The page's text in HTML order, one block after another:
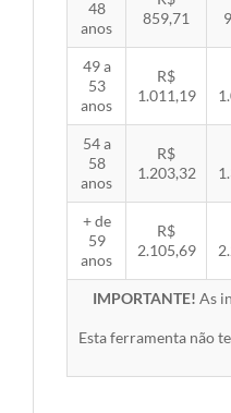
48
anos
859,71
49 a
53
anos
R$
1.011,19
54 a
58
anos
R$
1.203,32
+ de
59
anos
R$
2.105,69
IMPORTANTE! As
Esta ferramenta não